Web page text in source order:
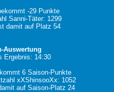
-29 Punkte
Sanni-Täter: 1299
damit auf Platz 54
Auswertung
Ergebnis: 14:30
6 Saison-Punkte
xXShinsooXx: 1052
auf Saison-Platz 24